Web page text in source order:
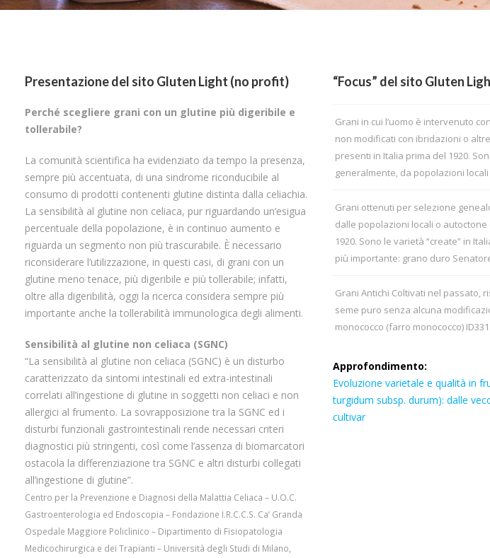
Presentazione del sito Gluten Light (no profit)
Perché scegliere grani con un glutine più digeribile e
tollerabile?
La comunità scientifica ha evidenziato da tempo la presenza,
sempre più accentuata, di una sindrome riconducibile al
consumo di prodotti contenenti glutine distinta dalla celiachia.
La sensibilità al glutine non celiaca, pur riguardando un’esigua
percentuale della popolazione, è in continuo aumento e
riguarda un segmento non più trascurabile. È necessario
riconsiderare l’utilizzazione, in questi casi, di grani con un
glutine meno tenace, più digeribile e più tollerabile; infatti,
oltre alla digeribilità, oggi la ricerca considera sempre più
importante anche la tollerabilità immunologica degli alimenti.
Sensibilità al glutine non celiaca (SGNC)
“La sensibilità al glutine non celiaca (SGNC) è un disturbo
caratterizzato da sintomi intestinali ed extra-intestinali
correlati all’ingestione di glutine in soggetti non celiaci e non
allergici al frumento. La sovrapposizione tra la SGNC ed i
disturbi funzionali gastrointestinali rende necessari criteri
diagnostici più stringenti, così come l’assenza di biomarcatori
ostacola la differenziazione tra SGNC e altri disturbi collegati
all’ingestione di glutine”.
Centro per la Prevenzione e Diagnosi della Malattia Celiaca – U.O.C.
Gastroenterologia ed Endoscopia – Fondazione I.R.C.C.S. Ca’ Granda
Ospedale Maggiore Policlinico – Dipartimento di Fisiopatologia
Medicochirurgica e dei Trapianti – Università degli Studi di Milano,
“Focus” del sito Gluten
Grani in cui l’uomo è intervenuto
non modificati con ibridazioni o
presenti in Italia prima del 1920.
generalmente, da popolazioni
Grani ottenuti per selezione
dalle popolazioni locali o
1920. Sono le varietà “create” in
più importante: grano duro
Grani Antichi Coltivati nel passato,
seme puro senza alcuna
monococco (farro monococco) ID331.
Approfondimento:
Evoluzione varietale e qualità in
turgidum subsp. durum): dalle
cultivar